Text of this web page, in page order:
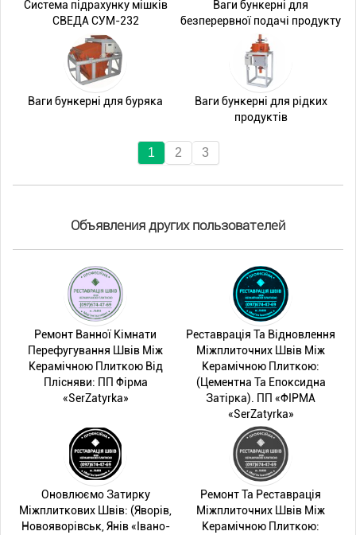
Система підрахунку мішків
СВЕДА СУМ-232
Ваги бункерні для
безперервної подачі продукту
Ваги бункерні для буряка
Ваги бункерні для рідких
продуктів
1 2 3
Объявления других пользователей
Ремонт Ванної Кімнати
Перефугування Швів Між
Керамічною Плиткою Від
Плісняви: ПП Фірма
«SerZatyrka»
Реставрація Та Відновлення
Міжплиточних Швів Між
Керамічною Плиткою:
(Цементна Та Епоксидна
Затірка). ПП «ФІРМА
«SerZatyrka»
Оновлюємо Затирку
Міжплиткових Швів: (Яворів,
Новояворівськ, Янів «Івано-
Ремонт Та Реставрація
Міжплиточних Швів Між
Керамічною Плиткою: